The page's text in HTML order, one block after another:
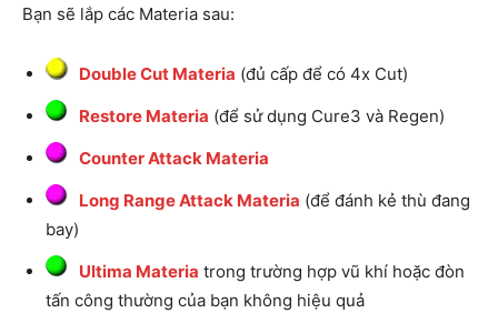
Bạn sẽ lắp các Materia sau:
Double Cut Materia (đủ cấp để có 4x Cut)
Restore Materia (để sử dụng Cure3 và Regen)
Counter Attack Materia
Long Range Attack Materia (để đánh kẻ thù đang
bay)
Ultima Materia trong trường hợp vũ khí hoặc đòn
tấn công thường của bạn không hiệu quả